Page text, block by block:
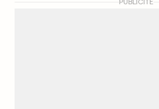
PUBLICITÉ